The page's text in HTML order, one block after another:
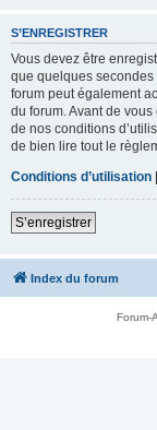
S’ENREGISTRER
Vous devez être
que quelques secondes
forum peut également
du forum. Avant de
de nos conditions
de bien lire tout le
Conditions d’utilisation |
S’enregistrer
Index du forum
Forum-